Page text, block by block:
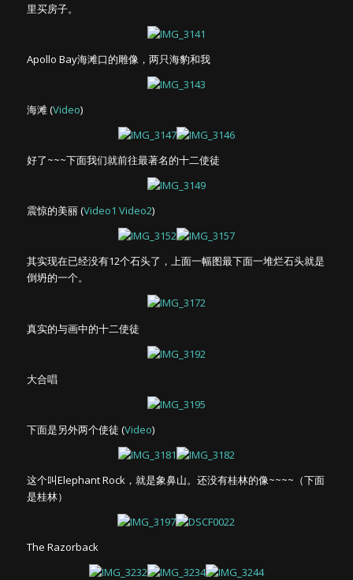
里买房子。
Apollo Bay海滩口的雕像，两只海豹和我
海滩 (Video)
好了~~~下面我们就前往最著名的十二使徒
震惊的美丽 (Video1 Video2)
其实现在已经没有12个石头了，上面一幅图最下面一堆烂石头就是
倒坍的一个。
真实的与画中的十二使徒
大合唱
下面是另外两个使徒 (Video)
这个叫Elephant Rock，就是象鼻山。还没有桂林的像~~~~（下面
是桂林）
The Razorback